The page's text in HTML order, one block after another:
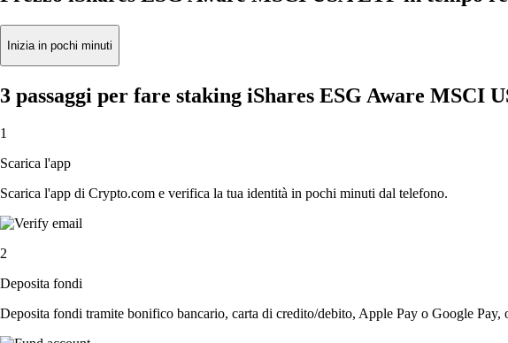
Inizia in pochi minuti
3 passaggi per fare staking iShares ESG Aware MSCI
1
Scarica l'app
Scarica l'app di Crypto.com e verifica la tua identità in pochi minuti dal telefono.
2
Deposita fondi
Deposita fondi tramite bonifico bancario, carta di credito/debito, Apple Pay o Google